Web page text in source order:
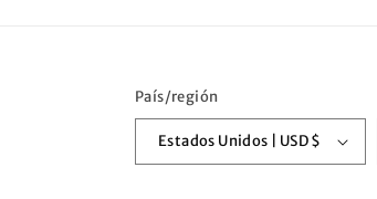
País/región
Estados Unidos | USD $